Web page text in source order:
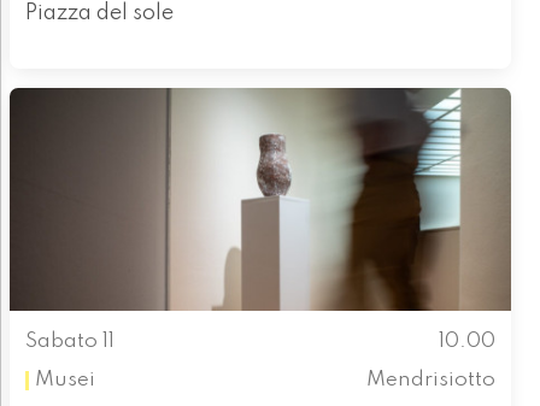
Piazza del sole
Sabato 11
10.00
Musei
Mendrisiotto